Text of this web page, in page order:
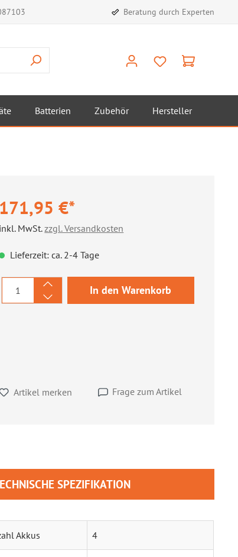
Beratung durch Experten
Batterien Zubehör Hersteller
171,95 €*
inkl. MwSt.zzgl. Versandkosten
Lieferzeit: ca. 2-4 Tage
Produkt Anzahl: Gib den
In den Warenkorb
Artikel merken Frage zum Artikel
SPEZIFIKATION
Akkus 4